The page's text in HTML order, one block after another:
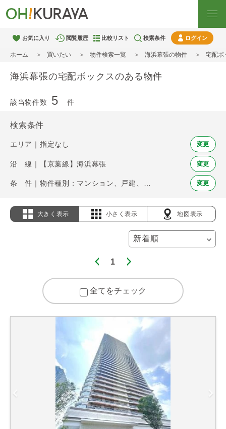
お気に入り 閲覧履歴 比較リスト 検索条件 ログイン
ホーム 買いたい 物件検索一覧 海浜幕張の物件 宅配ボ
海浜幕張の宅配ボックスのある物件
該当物件数 5 件
検索条件
エリア｜指定なし 変更
沿 線｜【京葉線】海浜幕張 変更
変更
大きく表示 小さく表示 地図表示
1
全てをチェック